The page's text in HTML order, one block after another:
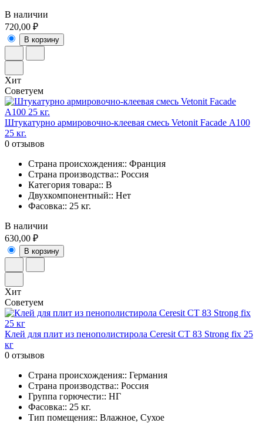
В наличии
720,00 ₽
В корзину
Хит
Советуем
Штукатурно армировочно-клеевая смесь Vetonit Facade А100
25 кг.
0 отзывов
Страна происхождения:: Франция
Страна производства:: Россия
Категория товара:: В
Двухкомпонентный:: Нет
Фасовка:: 25 кг.
В наличии
630,00 ₽
В корзину
Хит
Советуем
Клей для плит из пенополистирола Ceresit CT 83 Strong fix 25
кг
0 отзывов
Страна происхождения:: Германия
Страна производства:: Россия
Группа горючести:: НГ
Фасовка:: 25 кг.
Тип помещения:: Влажное, Сухое